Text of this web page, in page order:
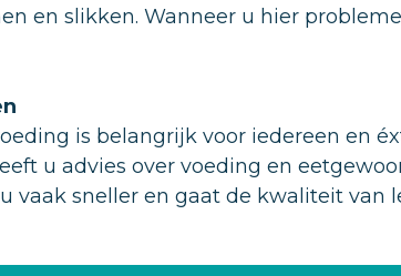
en slikken. Wanneer u hier
is belangrijk voor iedereen en
u advies over voeding en
vaak sneller en gaat de kwaliteit van